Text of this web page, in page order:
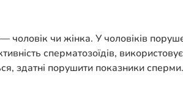
чоловік чи жінка. У чоловіків
сперматозоїдів,
здатні порушити показники сперми.